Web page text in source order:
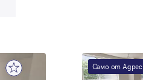
Само от Адрес